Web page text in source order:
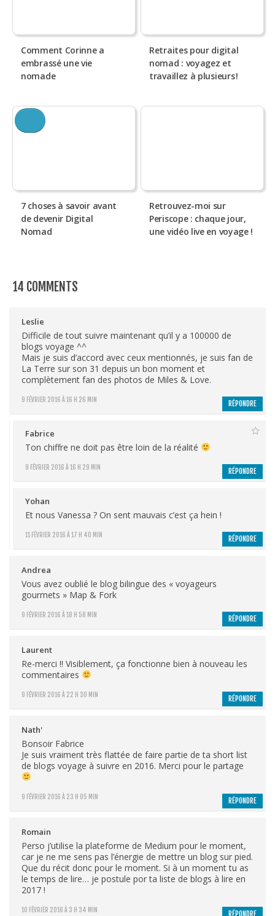
Comment Corinne a
embrassé une vie
nomade
Retraites pour digital
nomad : voyagez et
travaillez à plusieurs !
7 choses à savoir avant
de devenir Digital
Nomad
Retrouvez-moi sur
Periscope : chaque jour,
une vidéo live en voyage !
14 COMMENTS
Leslie
9 FÉVRIER 2016 À 16 H 26 MIN
Difficile de tout suivre maintenant qu’il y a 100000 de
blogs voyage ^^
Mais je suis d’accord avec ceux mentionnés, je suis fan de
La Terre sur son 31 depuis un bon moment et
complètement fan des photos de Miles & Love.
RÉPONDRE
Fabrice
9 FÉVRIER 2016 À 16 H 29 MIN
Ton chiffre ne doit pas être loin de la réalité
RÉPONDRE
Yohan
11 FÉVRIER 2016 À 17 H 40 MIN
Et nous Vanessa ? On sent mauvais c’est ça hein !
RÉPONDRE
Andrea
9 FÉVRIER 2016 À 18 H 58 MIN
Vous avez oublié le blog bilingue des « voyageurs
gourmets » Map & Fork
RÉPONDRE
Laurent
9 FÉVRIER 2016 À 22 H 30 MIN
Re-merci !! Visiblement, ça fonctionne bien à nouveau les
commentaires
RÉPONDRE
Nath'
9 FÉVRIER 2016 À 23 H 05 MIN
Bonsoir Fabrice
Je suis vraiment très flattée de faire partie de ta short list
de blogs voyage à suivre en 2016. Merci pour le partage
RÉPONDRE
Romain
10 FÉVRIER 2016 À 3 H 34 MIN
Perso j’utilise la plateforme de Medium pour le moment,
car je ne me sens pas l’énergie de mettre un blog sur pied.
Que du récit donc pour le moment. Si à un moment tu as
le temps de lire… je postule por ta liste de blogs à lire en
2017 !
RÉPONDRE